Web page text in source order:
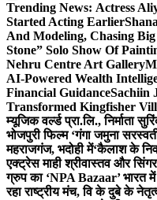
Trending News: Actress
Started Acting Earlier
And Modeling, Chasing
Stone” Solo Show Of
Nehru Centre Art Gallery
AI-Powered Wealth
Financial GuidanceSachiin
Transformed Kingfisher
म्यूजिक वर्ल्ड प्रा.लि., निर्माता
भोजपुरी फिल्म ‘गंगा जमुना
महराजगंज, भदोही में‘कैलाश के
एक्ट्रेस माही श्रीवास्तव और
ग्रुप का ‘NPA Bazaar’ भारत
रहा राष्ट्रीय मंच, वि के दुबे के